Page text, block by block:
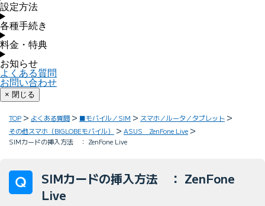
設定方法
各種手続き
料金・特典
お知らせ
よくある質問
お問い合わせ
× 閉じる
TOP よくある質問 ■モバイル／SIM
スマホ／ルータ／タブレット
その他スマホ（BIGLOBEモバイル）
ASUS ZenFone Live
SIMカードの挿入方法 ： ZenFone Live
SIMカードの挿入方法 ： ZenFone
Live